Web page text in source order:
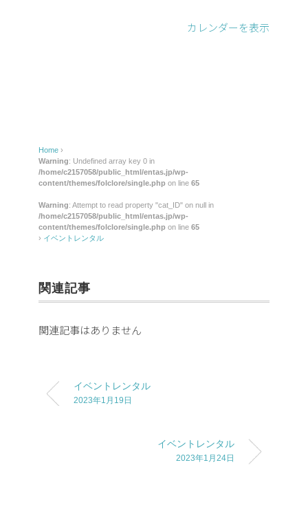
カレンダーを表示
Home ›
Warning: Undefined array key 0 in
/home/c2157058/public_html/entas.jp/wp-
content/themes/folclore/single.php on line 65
Warning: Attempt to read property "cat_ID" on null in
/home/c2157058/public_html/entas.jp/wp-
content/themes/folclore/single.php on line 65
› イベントレンタル
関連記事
関連記事はありません
イベントレンタル
2023年1月19日
イベントレンタル
2023年1月24日